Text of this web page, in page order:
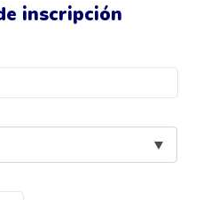
inscripción